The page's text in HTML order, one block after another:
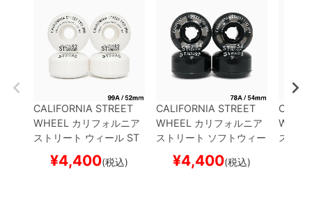
CALIFORNIA STREET
WHEEL カリフォルニア
ストリート ウィール ST
REET STANDARD（99
52mmスケートボー
¥4,400(税込)
CALIFORNIA STREET
WHEEL カリフォルニア
ストリート ソフトウィー
ル（クルーザー）
ET STREAMER CLEAR
¥4,400(税込)
ストリ